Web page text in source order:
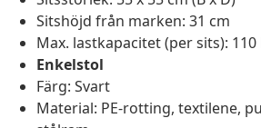
Sitshöjd från marken: 31 cm
Max. lastkapacitet (per sits): 110
Enkelstol
Färg: Svart
Material: PE-rotting, textilene,